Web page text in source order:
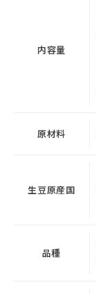
内容量
原材料
生豆原産国
品種